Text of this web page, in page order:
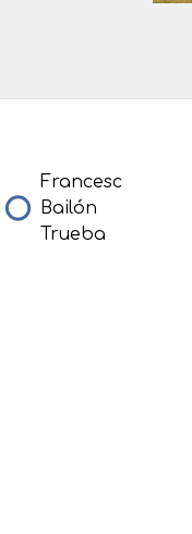
Francesc
Bailón
Trueba